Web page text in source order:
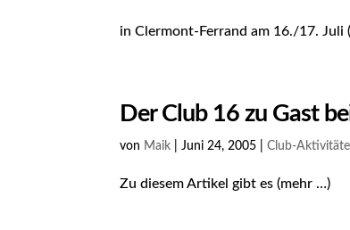
in Clermont-Ferrand am 16./17. Juli
Der Club 16 zu Gast
von Maik |Juni 24, 2005 |Club-
Zu diesem Artikel gibt es (mehr …)